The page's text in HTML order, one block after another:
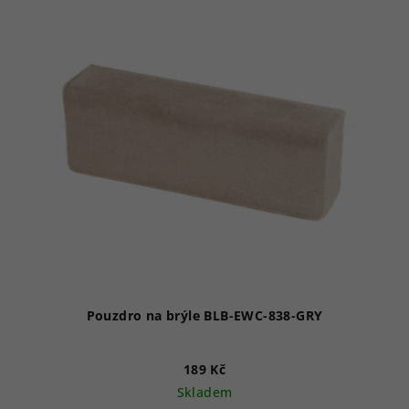
Pouzdro na brýle BLB-EWC-838-GRY
189 Kč
Skladem